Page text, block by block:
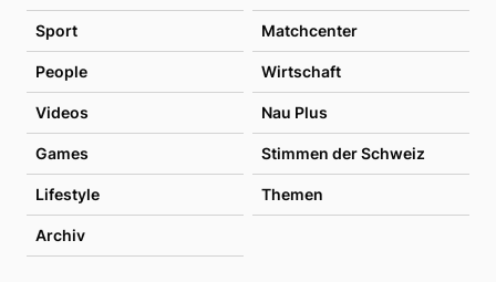
Sport Matchcenter
People Wirtschaft
Videos Nau Plus
Games Stimmen der Schweiz
Lifestyle Themen
Archiv